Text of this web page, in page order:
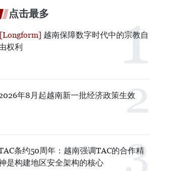
点击最多
越南保障数字时代中的宗教自
权利
年8月起越南新一批经济政策生效
条约50周年：越南强调TAC的合作精
是构建地区安全架构的核心